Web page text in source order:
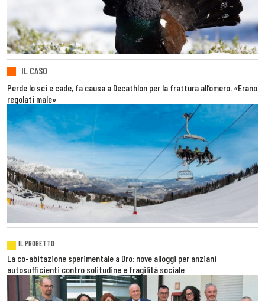
IL CASO
Perde lo sci e cade, fa causa a Decathlon per la frattura all’omero. «Erano
regolati male»
IL PROGETTO
La co-abitazione sperimentale a Dro: nove alloggi per anziani
autosufficienti contro solitudine e fragilità sociale